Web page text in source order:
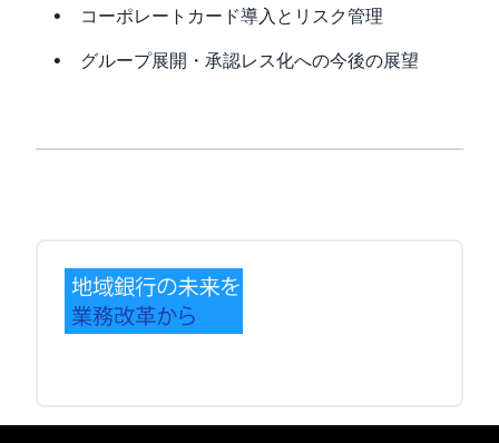
コーポレートカード導入とリスク管理
グループ展開・承認レス化への今後の展望